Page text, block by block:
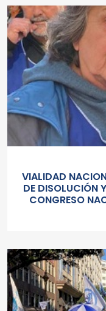
VIALIDAD
DE DISOLUCIÓN
CONGRESO